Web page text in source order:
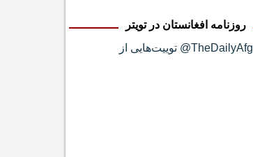
روزنامه افغانستان در تویتر
توییت‌هایی از @TheDailyAfg